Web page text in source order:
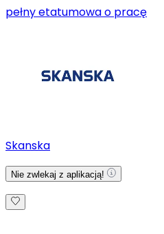
pełny etatumowa o pracę
Skanska
Nie zwlekaj z aplikacją!